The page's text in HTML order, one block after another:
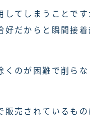
てしまうことで
だからと瞬間接
のが困難で削ら
売されているもの